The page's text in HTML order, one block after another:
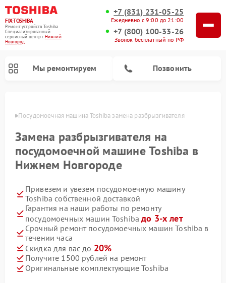
FIX-TOSHIBA
Ремонт устройств Toshiba
Специализированный
cервисный центр г.Нижний
Новгород
+7 (831) 231-05-25
Ежедневно с 9:00 до 21:00
+7 (800) 100-33-26
Звонок бесплатный по РФ
Мы ремонтируем Позвонить
Посудомоечная машина Toshiba замена разбрызгивателя
Замена разбрызгивателя на
посудомоечной машине Toshiba в
Нижнем Новгороде
Привезем и увезем посудомоечную машину
Toshiba собственной доставкой
Гарантия на наши работы по ремонту
посудомоечных машин Toshibaдо 3-х лет
Срочный ремонт посудомоечных машин Toshiba в
течении часа
Скидка для вас до 20%
Получите 1500 рублей на ремонт
Оригинальные комплектующие Toshiba